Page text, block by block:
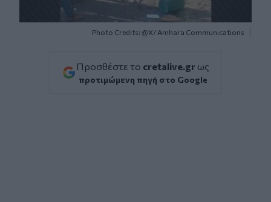
Photo Credits: @X/ Amhara Communications
Προσθέστε το cretalive.gr ως
προτιμώμενη πηγή στο Google